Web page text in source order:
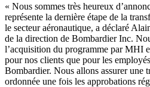
« Nous sommes très heureux
représente la dernière étape de la
le secteur aéronautique, a déclaré
de la direction de Bombardier Inc.
l’acquisition du programme par MHI
pour nos clients que pour les
Bombardier. Nous allons assurer une
ordonnée une fois les approbations